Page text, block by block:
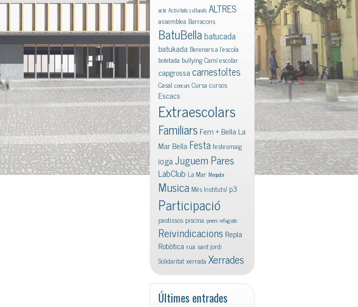
acte Activitats culturals ALTRES
assemblea Barracons
BatuBellabatucada
batukada Berenars a l'escola
boletada bullyingCamí escolar
capgrossacarnestoltes
Casal concurs Cursa cursos
Escacs
Extraescolars
Familiars Fem + Bella La
Mar Bella Festafestesmaig
iogaJuguem Pares
LabClub La Mar Menjador
Musica Més Instituts! p3
Participació
pastissos piscina premi refugiats
Reivindicacions Repla
Robòtica rua sant jordi
Solidaritatxerrada Xerrades
Últimes entrades